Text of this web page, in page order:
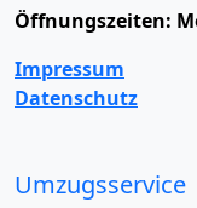
Öffnungszeiten:
Impressum
Datenschutz
Umzugsservice